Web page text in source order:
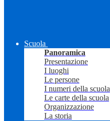
Scuola
Panoramica
Presentazione
I luoghi
Le persone
I numeri della scuola
Le carte della scuola
Organizzazione
La storia